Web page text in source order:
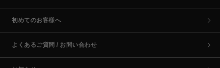
初めてのお客様へ
よくあるご質問 / お問い合わせ